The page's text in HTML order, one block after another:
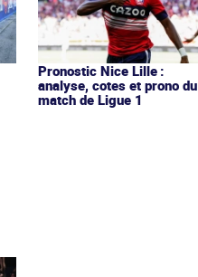
Pronostic Nice Lille :
analyse, cotes et prono du
match de Ligue 1